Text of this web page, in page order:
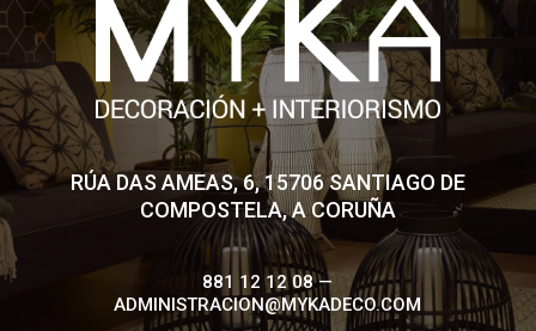
RÚA DAS AMEAS, 6, 15706 SANTIAGO DE
COMPOSTELA, A CORUÑA
881 12 12 08 —
ADMINISTRACION@MYKADECO.COM